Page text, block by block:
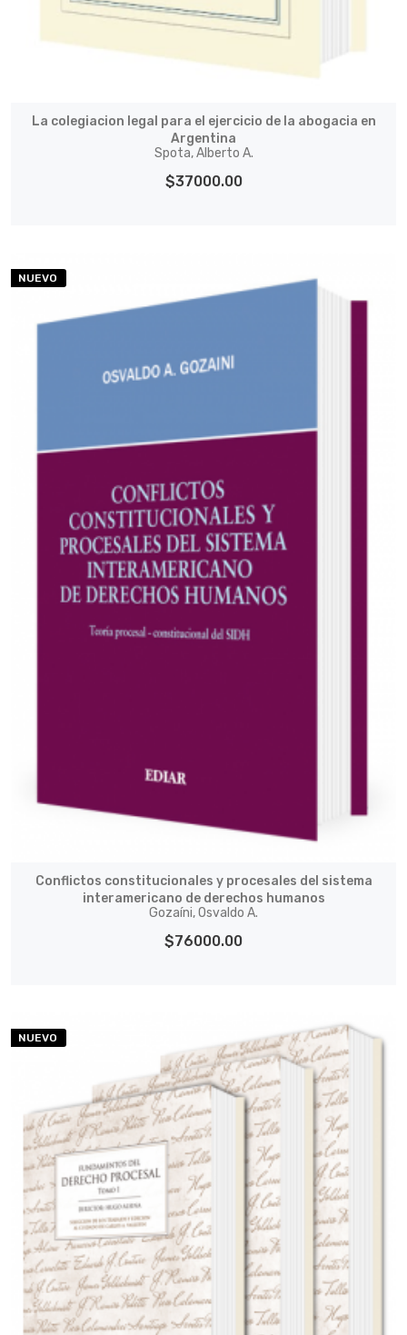
La colegiacion legal para el ejercicio de la abogacia en
Argentina
Spota, Alberto A.
$37000.00
NUEVO
Conflictos constitucionales y procesales del sistema
interamericano de derechos humanos
Gozaíni, Osvaldo A.
$76000.00
NUEVO